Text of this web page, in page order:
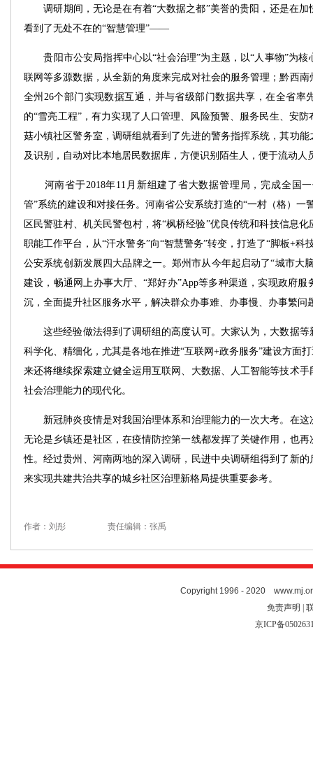
调研期间，无论是在有着“大数据之都”美誉的贵阳，还是在加
看到了无处不在的“智慧管理”——
贵阳市公安局指挥中心以“社会治理”为主题，以“人事物”为核
联网等多源数据，从全新的角度来完成对社会的服务管理；黔西
全州26个部门实现数据互通，并与省级部门数据共享，在全省率
的“雪亮工程”，有力实现了人口管理、风险预警、服务民生、安
菇小镇社区警务室，调研组就看到了先进的警务指挥系统，其功
及识别，自动对比本地居民数据库，方便识别陌生人，便于流动人
河南省于2018年11月新组建了省大数据管理局，完成全国一
管”系统的建设和对接任务。河南省公安系统打造的“一村（格）一
区民警驻村、机关民警包村，将“枫桥经验”优良传统和科技信息
职能工作平台，从“汗水警务”向“智慧警务”转变，打造了“脚板+科
公安系统创新发展四大品牌之一。郑州市从今年起启动了“城市大
建设，畅通网上办事大厅、“郑好办”App等多种渠道，实现政府
沉，全面提升社区服务水平，解决群众办事难、办事慢、办事繁问
这些经验做法得到了调研组的高度认可。大家认为，大数据等
科学化、精细化，尤其是各地在推进“互联网+政务服务”建设方面
来还将继续探索建立健全运用互联网、大数据、人工智能等技术
社会治理能力的现代化。
新冠肺炎疫情是对我国治理体系和治理能力的一次大考。在这
无论是乡镇还是社区，在疫情防控第一线都发挥了关键作用，也
性。经过贵州、河南两地的深入调研，民进中央调研组得到了新
来实现共建共治共享的城乡社区治理新格局提供重要参考。
作者：刘彤 责任编辑：张禹
Copyright 1996 - 2020
免责声明 |
京ICP备